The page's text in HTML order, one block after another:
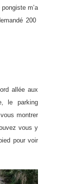
m’a
200
allée aux
le parking
montrer
vous y
pour voir